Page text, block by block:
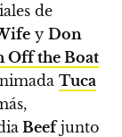
de
y Don
Off the Boat
Tuca
Beefjunto